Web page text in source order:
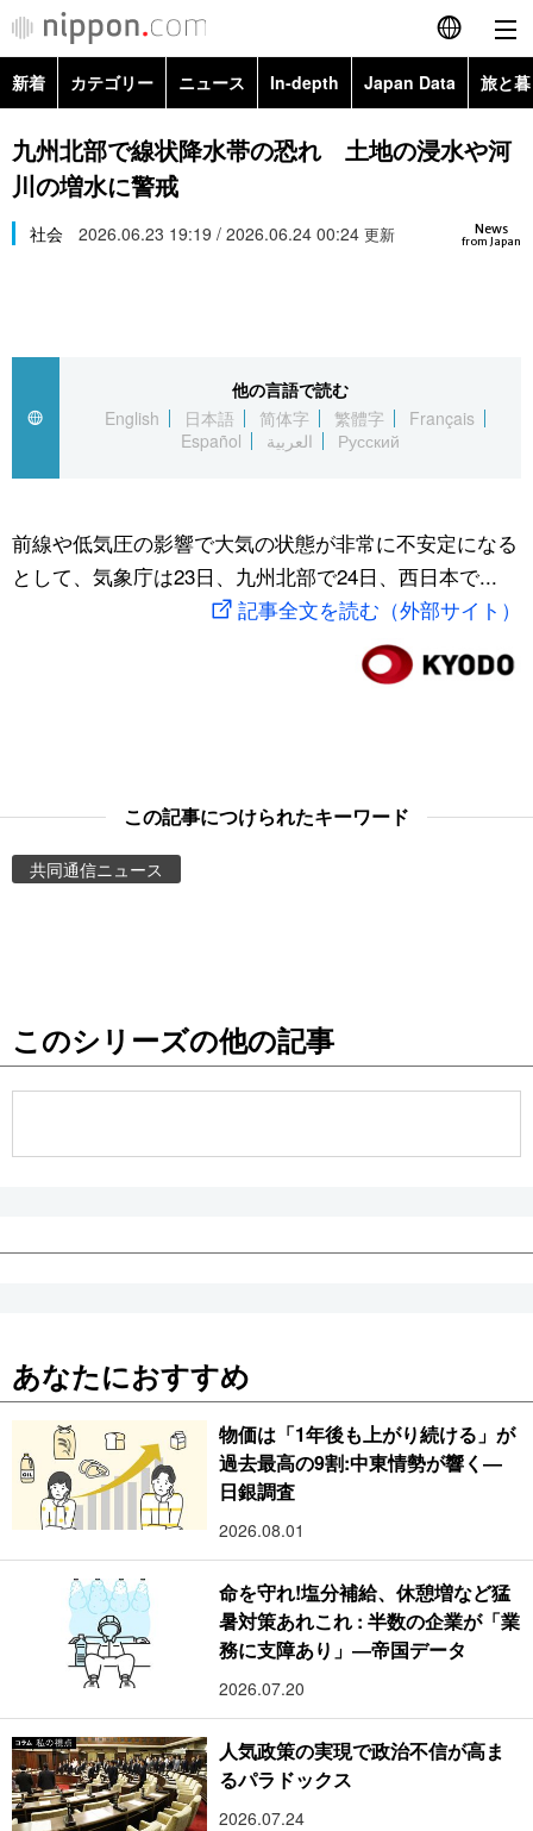
English
简体字
Русский
カテゴリー
経済・ビジネス
国際
文化
トップ
アーカイブ
In-depth
Japan Data
動画/Live
お知らせ
新着 カテゴリー ニュース In-depth Japan Data 旅と
政治・外交
経済・ビジネス
スポーツ・東京2020
Topics
九州北部で線状降水帯の恐れ 土地の浸水や河
川の増水に警戒
News
from Japan
社会 2026.06.23 19:19 / 2026.06.24 00:24 更新
他の言語で読む
English
日本語 简体字 繁體字
Français
Español
العربية Русский
前線や低気圧の影響で大気の状態が非常に不安定になる
として、気象庁は23日、九州北部で24日、西日本で...
記事全文を読む（外部サイト）
この記事につけられたキーワード
共同通信ニュース
このシリーズの他の記事
あなたにおすすめ
物価は「1年後も上がり続ける」が
過去最高の9割:中東情勢が響く―
日銀調査
2026.08.01
命を守れ!塩分補給、休憩増など猛
暑対策あれこれ : 半数の企業が「業
務に支障あり」―帝国データ
2026.07.20
人気政策の実現で政治不信が高ま
るパラドックス
2026.07.24